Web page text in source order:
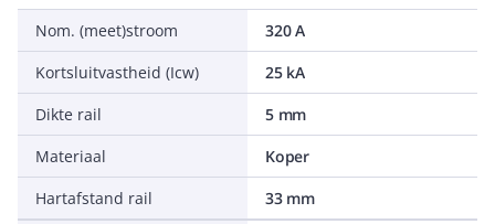
Nom. (meet)stroom
320 A
Kortsluitvastheid (Icw)
25 kA
Dikte rail
5 mm
Materiaal
Koper
Hartafstand rail
33 mm